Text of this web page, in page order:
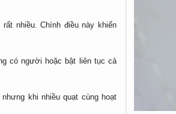
nhiều. Chính điều này khiến
có người hoặc bật liên tục cả
khi nhiều quạt cùng hoạt